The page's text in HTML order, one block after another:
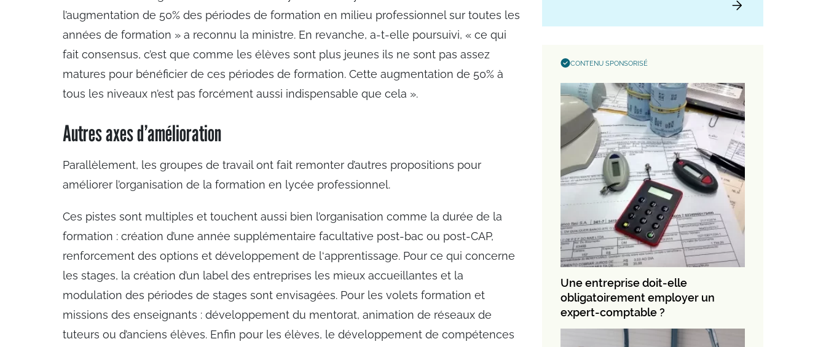
l’augmentation de 50% des périodes de formation en milieu professionnel sur toutes les
années de formation » a reconnu la ministre. En revanche, a-t-elle poursuivi, « ce qui
fait consensus, c’est que comme les élèves sont plus jeunes ils ne sont pas assez
matures pour bénéficier de ces périodes de formation. Cette augmentation de 50% à
tous les niveaux n’est pas forcément aussi indispensable que cela ».
Autres axes d’amélioration
Parallèlement, les groupes de travail ont fait remonter d’autres propositions pour
améliorer l’organisation de la formation en lycée professionnel.
Ces pistes sont multiples et touchent aussi bien l’organisation comme la durée de la
formation : création d’une année supplémentaire facultative post-bac ou post-CAP,
renforcement des options et développement de l‘apprentissage. Pour ce qui concerne
les stages, la création d’un label des entreprises les mieux accueillantes et la
modulation des périodes de stages sont envisagées. Pour les volets formation et
missions des enseignants : développement du mentorat, animation de réseaux de
tuteurs ou d’anciens élèves. Enfin pour les élèves, le développement de compétences
CONTENU SPONSORISÉ
Une entreprise doit-elle
obligatoirement employer un
expert-comptable ?